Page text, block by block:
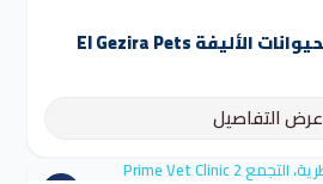
عيادة الجزيرة للحيوانات الأليفة El Gezira Pets
عرض التفاصيل